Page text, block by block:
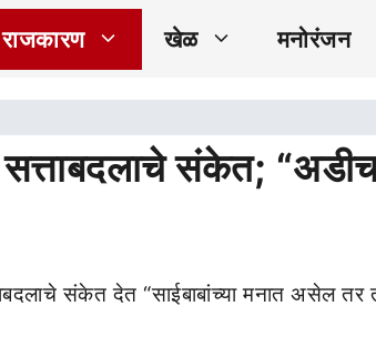
राजकारण खेळ मनोरंजन
सत्ताबदलाचे संकेत;
संकेत देत “साईबाबांच्या मनात असेल